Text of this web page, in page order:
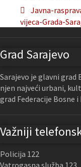
Javna-
vijeca-Grada-
Grad Sarajevo
Sarajevo je glavni
njen najveći urbani,
grad Federacije Bosne
Važniji
Policija 122